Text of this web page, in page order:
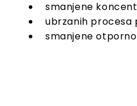
smanjene
ubrzanih procesa
smanjene